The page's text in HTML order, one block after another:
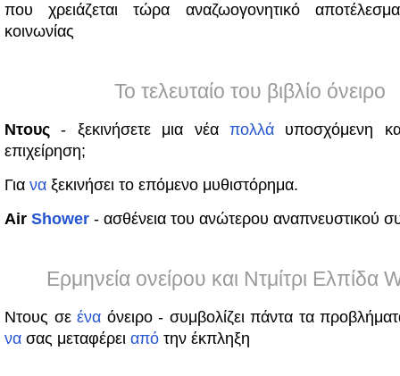
που χρειάζεται τώρα αναζωογονητικό
κοινωνίας
Το τελευταίο του βιβλίο όνειρο
Ντους- ξεκινήσετε μια νέα πολλάυποσχόμενη
επιχείρηση;
Για να ξεκινήσει το επόμενο μυθιστόρημα.
Air Shower - ασθένεια του ανώτερου αναπνευστικού
Ερμηνεία ονείρου και Ντμίτρι Ελπίδα
Ντους σε ένα όνειρο - συμβολίζει πάντα τα
να σας μεταφέρει από την έκπληξη